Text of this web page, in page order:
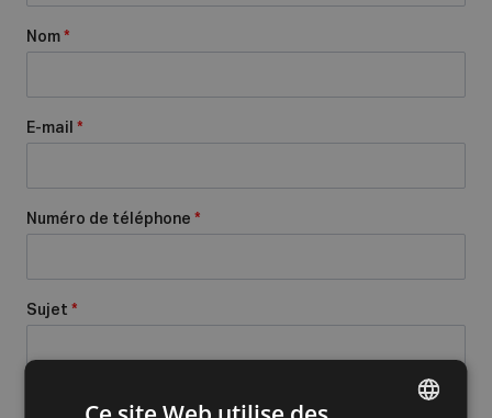
Nom *
E-mail *
Numéro de téléphone *
Sujet *